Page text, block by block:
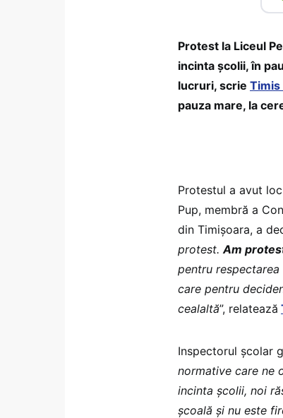
Protest la Liceul
incinta școlii, în
lucruri, scrie Timis
pauza mare, la
Protestul a avut
Pup, membră a
din Timișoara, a
protest. Am
pentru
care pentru
cealaltă”, relatează
Inspectorul școlar
normative care ne
incinta școlii, noi
școală și nu este